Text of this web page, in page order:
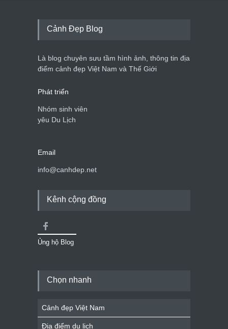
Cảnh Đẹp Blog
Là blog chuyên sưu tầm hình ảnh, thông tin địa
điểm cảnh đẹp Việt Nam và Thế Giới
Phát triển
Nhóm sinh viên
yêu Du Lịch
Email
info@canhdep.net
Kênh cộng đồng
Ủng hộ Blog
Chọn nhanh
Cảnh đẹp Việt Nam
Địa điểm du lịch